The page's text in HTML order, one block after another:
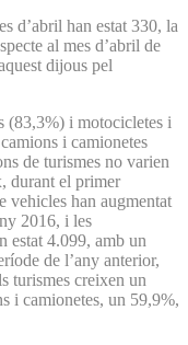
d’abril han estat 330, la
al mes d’abril de
dijous pel
(83,3%) i motocicletes i
i camionetes
de turismes no varien
durant el primer
vehicles han augmentat
2016, i les
estat 4.099, amb un
de l’any anterior,
turismes creixen un
i camionetes, un 59,9%,